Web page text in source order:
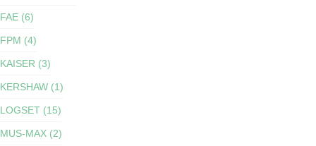
FAE (6)
FPM (4)
KAISER (3)
KERSHAW (1)
LOGSET (15)
MUS-MAX (2)